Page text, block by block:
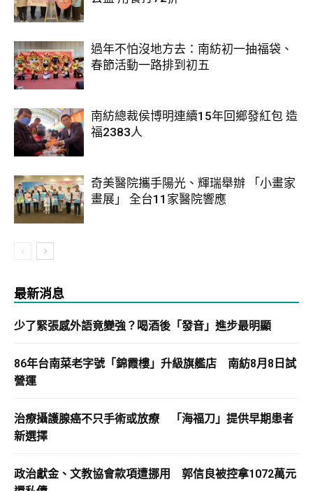
過年不怕沒地方去：南紡初一抽福袋、
春節活動一路排到初五
南紡總裁侯博明連續15年回鄉發紅包 造
福2383人
奇美醫院攜手陽光、輝瑞舉辦 「小畫家
畫展」 全台11家醫院響應
最新消息
少了緊張感外語竟變強？喝酒後「發音」進步最明顯
86年台南菜老字號「錦霞樓」升級旗艦店 南紡8月8日試
營運
治療攝護腺癌不只手術或放療 「海福刀」提供早期患者
新選擇
政治獻金、文教協會款項遭挪用 郭信良被控拿1072萬元